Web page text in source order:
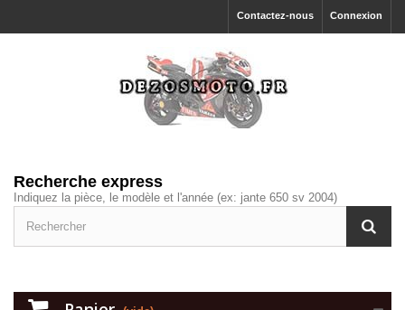
Connexion
Contactez-nous
Recherche express
Indiquez la pièce, le modèle et l'année (ex: jante 650 sv 2004)